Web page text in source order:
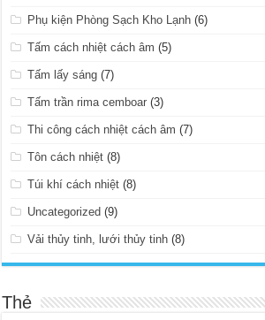
Phụ kiện Phòng Sạch Kho Lạnh (6)
Tấm cách nhiệt cách âm (5)
Tấm lấy sáng (7)
Tấm trần rima cemboar (3)
Thi công cách nhiệt cách âm (7)
Tôn cách nhiệt (8)
Túi khí cách nhiệt (8)
Uncategorized (9)
Vải thủy tinh, lưới thủy tinh (8)
Thẻ